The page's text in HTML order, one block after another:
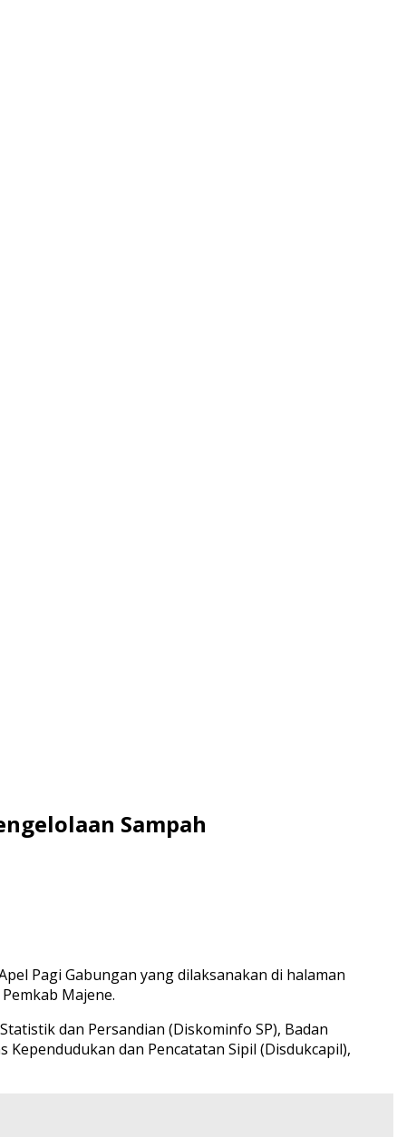
Sampah
Pagi Gabungan yang dilaksanakan di halaman
Majene.
dan Persandian (Diskominfo SP), Badan
Kependudukan dan Pencatatan Sipil (Disdukcapil),